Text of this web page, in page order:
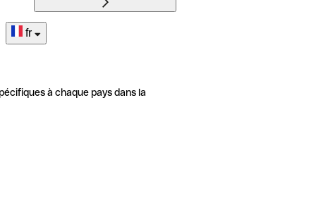
fr
à chaque pays dans la